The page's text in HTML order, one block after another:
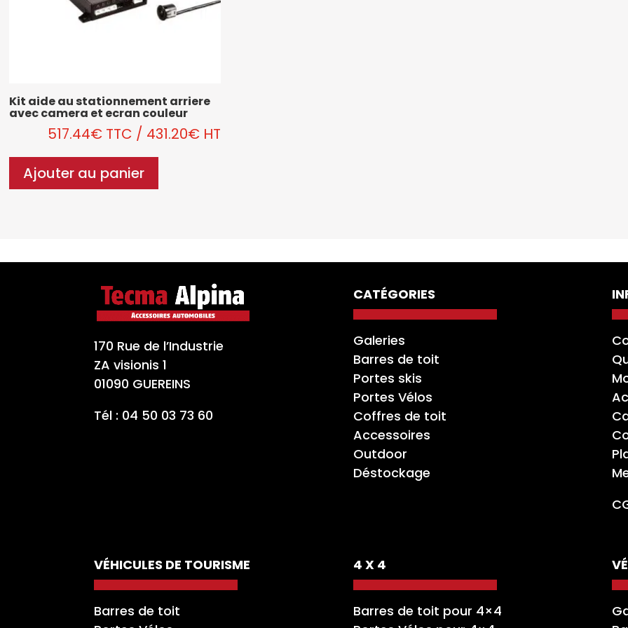
Kit aide au stationnement arriere
avec camera et ecran couleur
517.44€ TTC / 431.20€ HT
Ajouter au panier
170 Rue de l’Industrie
ZA visionis 1
01090 GUEREINS
Tél : 04 50 03 73 60
CATÉGORIES
Galeries
Barres de toit
Portes skis
Portes Vélos
Coffres de toit
Accessoires
Outdoor
Déstockage
VÉHICULES DE TOURISME
Barres de toit
4 X 4
Barres de toit pour 4×4